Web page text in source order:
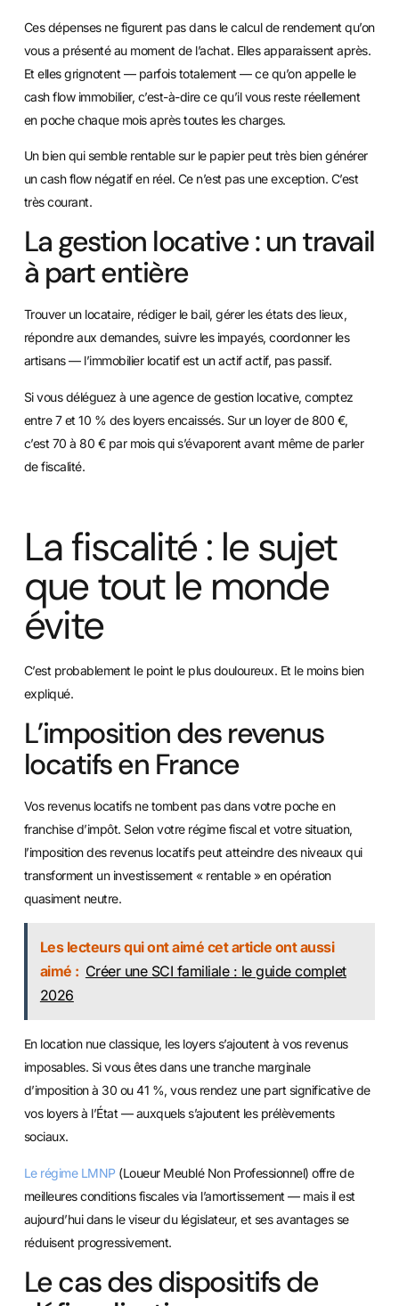
Ces dépenses ne figurent pas dans le calcul de rendement qu’on
vous a présenté au moment de l’achat. Elles apparaissent après.
Et elles grignotent — parfois totalement — ce qu’on appelle le
cash flow immobilier, c’est-à-dire ce qu’il vous reste réellement
en poche chaque mois après toutes les charges.
Un bien qui semble rentable sur le papier peut très bien générer
un cash flow négatif en réel. Ce n’est pas une exception. C’est
très courant.
La gestion locative : un travail
à part entière
Trouver un locataire, rédiger le bail, gérer les états des lieux,
répondre aux demandes, suivre les impayés, coordonner les
artisans — l’immobilier locatif est un actif actif, pas passif.
Si vous déléguez à une agence de gestion locative, comptez
entre 7 et 10 % des loyers encaissés. Sur un loyer de 800 €,
c’est 70 à 80 € par mois qui s’évaporent avant même de parler
de fiscalité.
La fiscalité : le sujet
que tout le monde
évite
C’est probablement le point le plus douloureux. Et le moins bien
expliqué.
L’imposition des revenus
locatifs en France
Vos revenus locatifs ne tombent pas dans votre poche en
franchise d’impôt. Selon votre régime fiscal et votre situation,
l’imposition des revenus locatifs peut atteindre des niveaux qui
transforment un investissement « rentable » en opération
quasiment neutre.
Les lecteurs qui ont aimé cet article ont aussi
aimé : Créer une SCI familiale : le guide complet
2026
En location nue classique, les loyers s’ajoutent à vos revenus
imposables. Si vous êtes dans une tranche marginale
d’imposition à 30 ou 41 %, vous rendez une part significative de
vos loyers à l’État — auxquels s’ajoutent les prélèvements
sociaux.
Le régime LMNP (Loueur Meublé Non Professionnel) offre de
meilleures conditions fiscales via l’amortissement — mais il est
aujourd’hui dans le viseur du législateur, et ses avantages se
réduisent progressivement.
Le cas des dispositifs de